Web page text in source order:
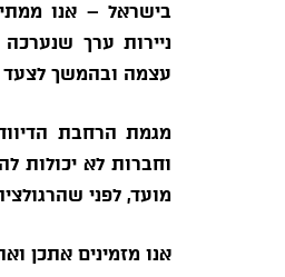
בישראל – אנו
עצמה ובהמשך
מגמת הרחבת הדיווח
וחברות לא יכולות
מועד, לפני
אנו מזמינים אתכן